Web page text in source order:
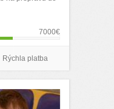
7000€
Rýchla platba